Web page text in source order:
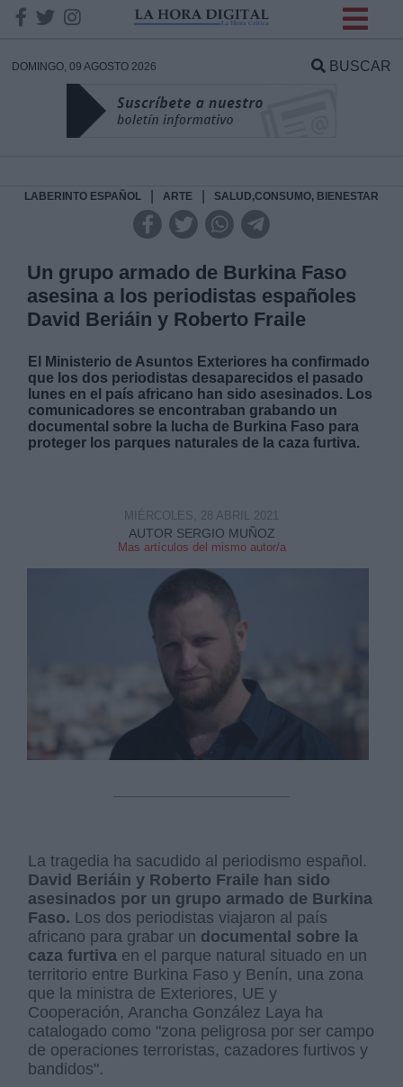
DOMINGO, 09 AGOSTO 2026 BUSCAR
LABERINTO ESPAÑOL ARTE SALUD,CONSUMO, BIENESTAR
Un grupo armado de Burkina Faso
asesina a los periodistas españoles
David Beriáin y Roberto Fraile
El Ministerio de Asuntos Exteriores ha confirmado
que los dos periodistas desaparecidos el pasado
lunes en el país africano han sido asesinados. Los
comunicadores se encontraban grabando un
documental sobre la lucha de Burkina Faso para
proteger los parques naturales de la caza furtiva.
AUTOR SERGIO MUÑOZ
Mas artículos del mismo autor/a
MIÉRCOLES, 28 ABRIL 2021
La tragedia ha sacudido al periodismo español.
David Beriáin y Roberto Fraile han sido
asesinados por un grupo armado de Burkina
Faso. Los dos periodistas viajaron al país
africano para grabar un documental sobre la
caza furtiva en el parque natural situado en un
territorio entre Burkina Faso y Benín, una zona
que la ministra de Exteriores, UE y
Cooperación, Arancha González Laya ha
catalogado como "zona peligrosa por ser campo
de operaciones terroristas, cazadores furtivos y
bandidos".
DATOS
Responsable:
Legitimación:
Destinatarios:
link
Información adicional